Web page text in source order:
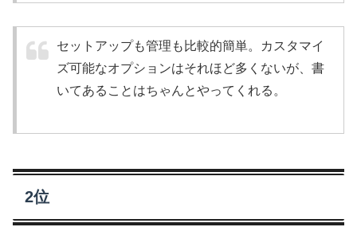
セットアップも管理も比較的簡単。カスタマイ
ズ可能なオプションはそれほど多くないが、書
いてあることはちゃんとやってくれる。
2位